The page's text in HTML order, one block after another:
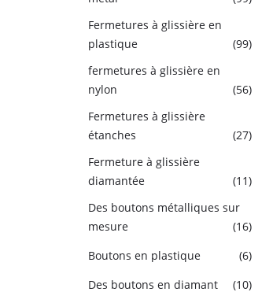
Fermetures à glissière en
plastique
(99)
fermetures à glissière en
nylon
(56)
Fermetures à glissière
étanches
(27)
Fermeture à glissière
diamantée
(11)
Des boutons métalliques sur
mesure
(16)
Boutons en plastique
(6)
Des boutons en diamant
(10)